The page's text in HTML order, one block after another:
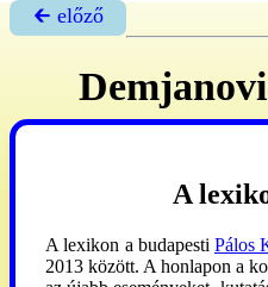
🡰 előző
vm.,
szerzett
A
A lexikon a budapesti Pálos
2013 között. A honlapon a